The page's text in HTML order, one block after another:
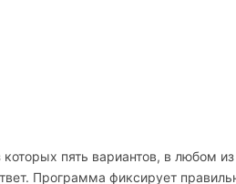
пять вариантов, в любом из
Программа фиксирует